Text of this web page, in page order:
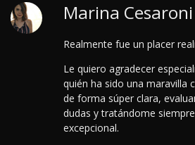
Marina Cesaroni
Realmente fue un placer
Le quiero agradecer
quién ha sido una maravilla
de forma súper clara,
dudas y tratándome
excepcional.